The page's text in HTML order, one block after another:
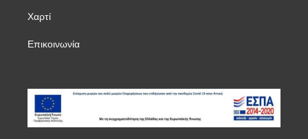
Χαρτί
Επικοινωνία